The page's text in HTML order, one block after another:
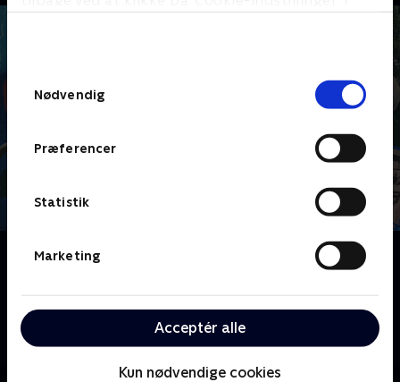
Nødvendig
Præferencer
Statistik
Marketing
Acceptér alle
Kun nødvendige cookies
Om Kristoffer og Asser tester grænsen
roadtrip til den yderste grænse af Europa. På kanten
af krig